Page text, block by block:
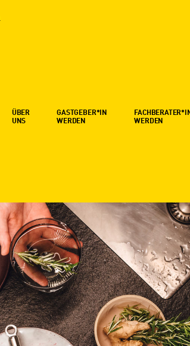
ÜBER
UNS
GASTGEBER*IN
WERDEN
FACHBERATER*IN
WERDEN